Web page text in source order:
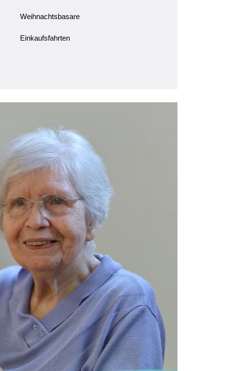
Weihnachtsbasare
Einkaufsfahrten